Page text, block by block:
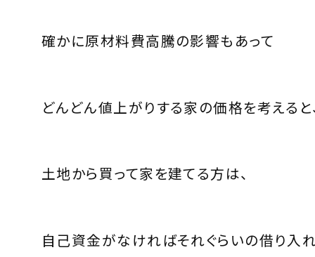
確かに原材料費高騰の影響もあって
どんどん値上がりする家の価格を考えると
土地から買って家を建てる方は、
自己資金がなければそれぐらいの借り入